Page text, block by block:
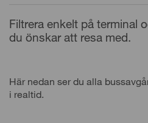
Filtrera enkelt på terminal
du önskar att resa med.
Här nedan ser du alla
i realtid.